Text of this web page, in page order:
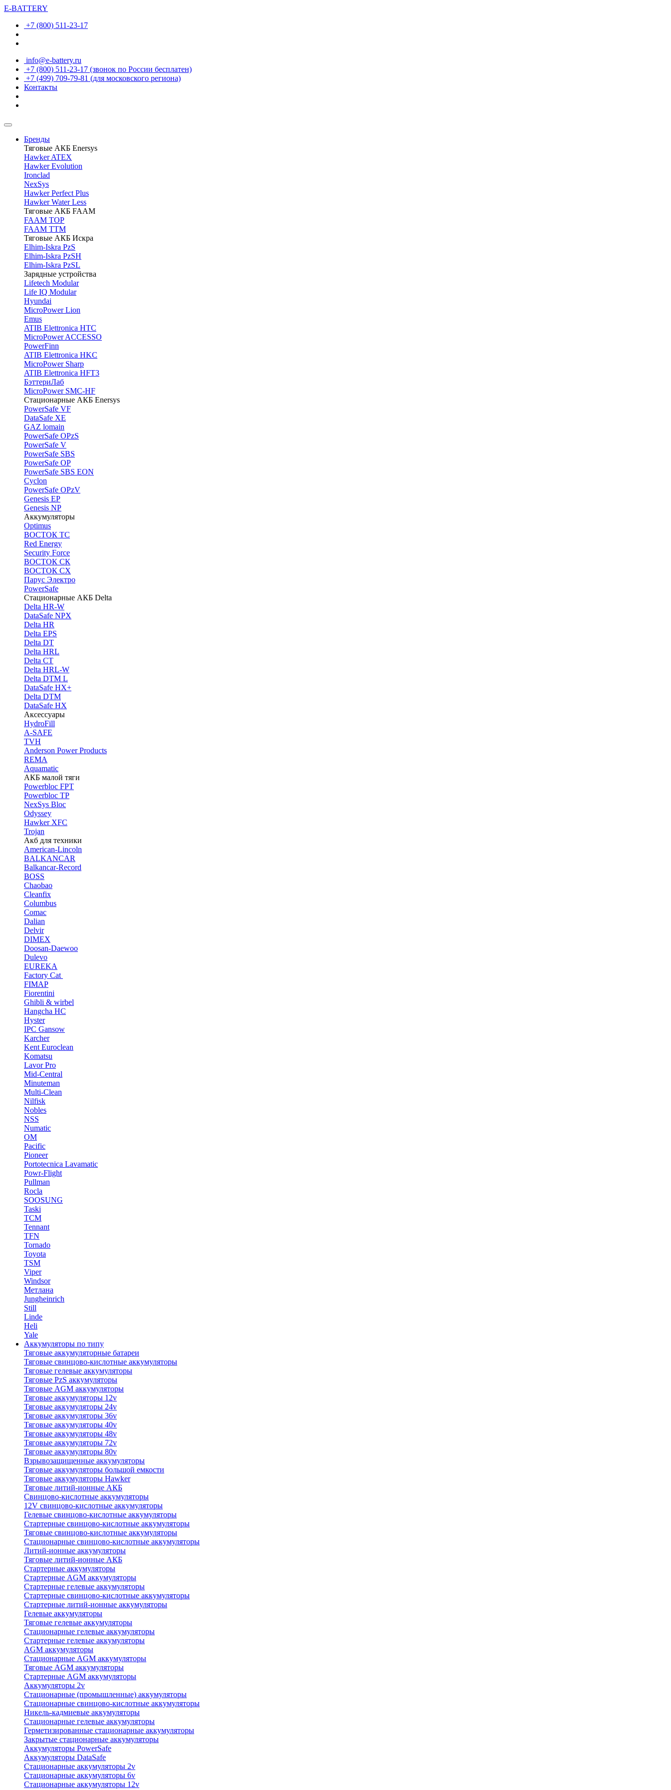
E-BATTERY
+7 (800) 511-23-17
info@e-battery.ru
+7 (800) 511-23-17 (звонок по России бесплатен)
+7 (499) 709-79-81 (для московского региона)
Контакты
Бренды
Тяговые АКБ Enersys
Hawker ATEX
Hawker Evolution
Ironclad
NexSys
Hawker Perfect Plus
Hawker Water Less
Тяговые АКБ FAAM
FAAM TOP
FAAM TTM
Тяговые АКБ Искра
Elhim-Iskra PzS
Elhim-Iskra PzSH
Elhim-Iskra PzSL
Зарядные устройства
Lifetech Modular
Life IQ Modular
Hyundai
MicroPower Lion
Emus
ATIB Elettronica HTC
MicroPower ACCESSO
PowerFinn
ATIB Elettronica HKC
MicroPower Sharp
ATIB Elettronica HFT3
БэттериЛаб
MicroPower SMC-HF
Стационарные АКБ Enersys
PowerSafe VF
DataSafe XE
GAZ lomain
PowerSafe OPzS
PowerSafe V
PоwerSafe SBS
PowerSafe OP
PоwerSafe SBS EON
Cyclon
PowerSafe OPzV
Genesis EP
Genesis NP
Аккумуляторы
Optimus
ВОСТОК ТС
Red Energy
Security Force
ВОСТОК СК
ВОСТОК СХ
Парус Электро
PowerSafe
Стационарные АКБ Delta
Delta HR-W
DataSafe NPX
Delta HR
Delta EPS
Delta DT
Delta HRL
Delta CT
Delta HRL-W
Delta DTM L
DataSafe HX+
Delta DTM
DataSafe HX
Аксессуары
HydroFill
A-SAFE
TVH
Anderson Power Products
REMA
Aquamatic
АКБ малой тяги
Powerbloc FPT
Powerbloc TP
NexSys Bloc
Odyssey
Hawker XFC
Trojan
Акб для техники
American-Lincoln
BALKANCAR
Balkancar-Record
BOSS
Chaobao
Cleanfix
Columbus
Comac
Dalian
Delvir
DIMEX
Doosan-Daewoo
Dulevo
EUREKA
Factory Cat
FIMAP
Fiorentini
Ghibli & wirbel
Hangcha HC
Hyster
IPC Gansow
Karcher
Kent Euroclean
Komatsu
Lavor Pro
Mid-Central
Minuteman
Multi-Clean
Nilfisk
Nobles
NSS
Numatic
OM
Pacific
Pioneer
Portotecnica Lavamatic
Powr-Flight
Pullman
Rocla
SOOSUNG
Taski
TCM
Tennant
TFN
Tornado
Toyota
TSM
Viper
Windsor
Метлана
Jungheinrich
Still
Linde
Heli
Yale
Аккумуляторы по типу
Тяговые аккумуляторные батареи
Тяговые свинцово-кислотные аккумуляторы
Тяговые гелевые аккумуляторы
Тяговые PzS аккумуляторы
Тяговые AGM аккумуляторы
Тяговые аккумуляторы 12v
Тяговые аккумуляторы 24v
Тяговые аккумуляторы 36v
Тяговые аккумуляторы 40v
Тяговые аккумуляторы 48v
Тяговые аккумуляторы 72v
Тяговые аккумуляторы 80v
Взрывозащищенные аккумуляторы
Тяговые аккумуляторы большой емкости
Тяговые аккумуляторы Hawker
Тяговые литий-ионные АКБ
Свинцово-кислотные аккумуляторы
12V свинцово-кислотные аккумуляторы
Гелевые свинцово-кислотные аккумуляторы
Стартерные свинцово-кислотные аккумуляторы
Тяговые свинцово-кислотные аккумуляторы
Стационарные свинцово-кислотные аккумуляторы
Литий-ионные аккумуляторы
Тяговые литий-ионные АКБ
Стартерные аккумуляторы
Стартерные AGM аккумуляторы
Стартерные гелевые аккумуляторы
Стартерные свинцово-кислотные аккумуляторы
Стартерные литий-ионные аккумуляторы
Гелевые аккумуляторы
Тяговые гелевые аккумуляторы
Стационарные гелевые аккумуляторы
Стартерные гелевые аккумуляторы
AGM аккумуляторы
Стационарные AGM аккумуляторы
Тяговые AGM аккумуляторы
Стартерные AGM аккумуляторы
Аккумуляторы 2v
Стационарные (промышленные) аккумуляторы
Стационарные свинцово-кислотные аккумуляторы
Никель-кадмиевые аккумуляторы
Стационарные гелевые аккумуляторы
Герметизированные стационарные аккумуляторы
Закрытые стационарные аккумуляторы
Аккумуляторы PowerSafe
Аккумуляторы DataSafe
Стационарные аккумуляторы 2v
Стационарные аккумуляторы 6v
Стационарные аккумуляторы 12v